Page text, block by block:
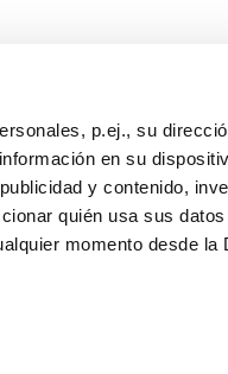
p.ej., su
en su
y contenido,
quién usa sus
momento desde la